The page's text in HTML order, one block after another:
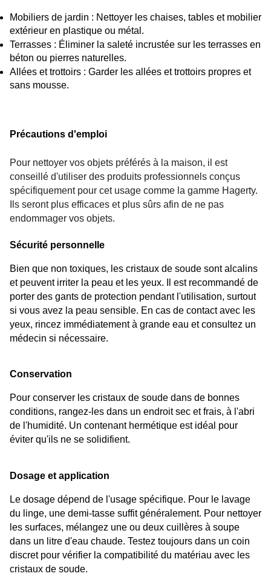
Mobiliers de jardin : Nettoyer les chaises, tables et mobilier
extérieur en plastique ou métal.
Terrasses : Éliminer la saleté incrustée sur les terrasses en
béton ou pierres naturelles.
Allées et trottoirs : Garder les allées et trottoirs propres et
sans mousse.
Précautions d'emploi
Pour nettoyer vos objets préférés à la maison, il est
conseillé d'utiliser des produits professionnels conçus
spécifiquement pour cet usage comme la gamme Hagerty.
Ils seront plus efficaces et plus sûrs afin de ne pas
endommager vos objets.
Sécurité personnelle
Bien que non toxiques, les cristaux de soude sont alcalins
et peuvent irriter la peau et les yeux. Il est recommandé de
porter des gants de protection pendant l'utilisation, surtout
si vous avez la peau sensible. En cas de contact avec les
yeux, rincez immédiatement à grande eau et consultez un
médecin si nécessaire.
Conservation
Pour conserver les cristaux de soude dans de bonnes
conditions, rangez-les dans un endroit sec et frais, à l'abri
de l'humidité. Un contenant hermétique est idéal pour
éviter qu'ils ne se solidifient.
Dosage et application
Le dosage dépend de l'usage spécifique. Pour le lavage
du linge, une demi-tasse suffit généralement. Pour nettoyer
les surfaces, mélangez une ou deux cuillères à soupe
dans un litre d'eau chaude. Testez toujours dans un coin
discret pour vérifier la compatibilité du matériau avec les
cristaux de soude.